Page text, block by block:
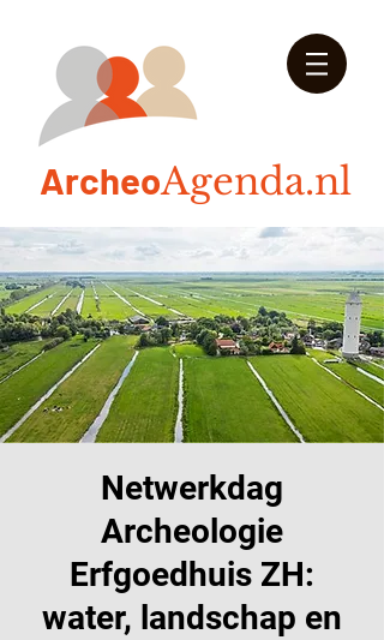
ArcheoAgenda.nl
Netwerkdag
Archeologie
Erfgoedhuis ZH:
water, landschap en